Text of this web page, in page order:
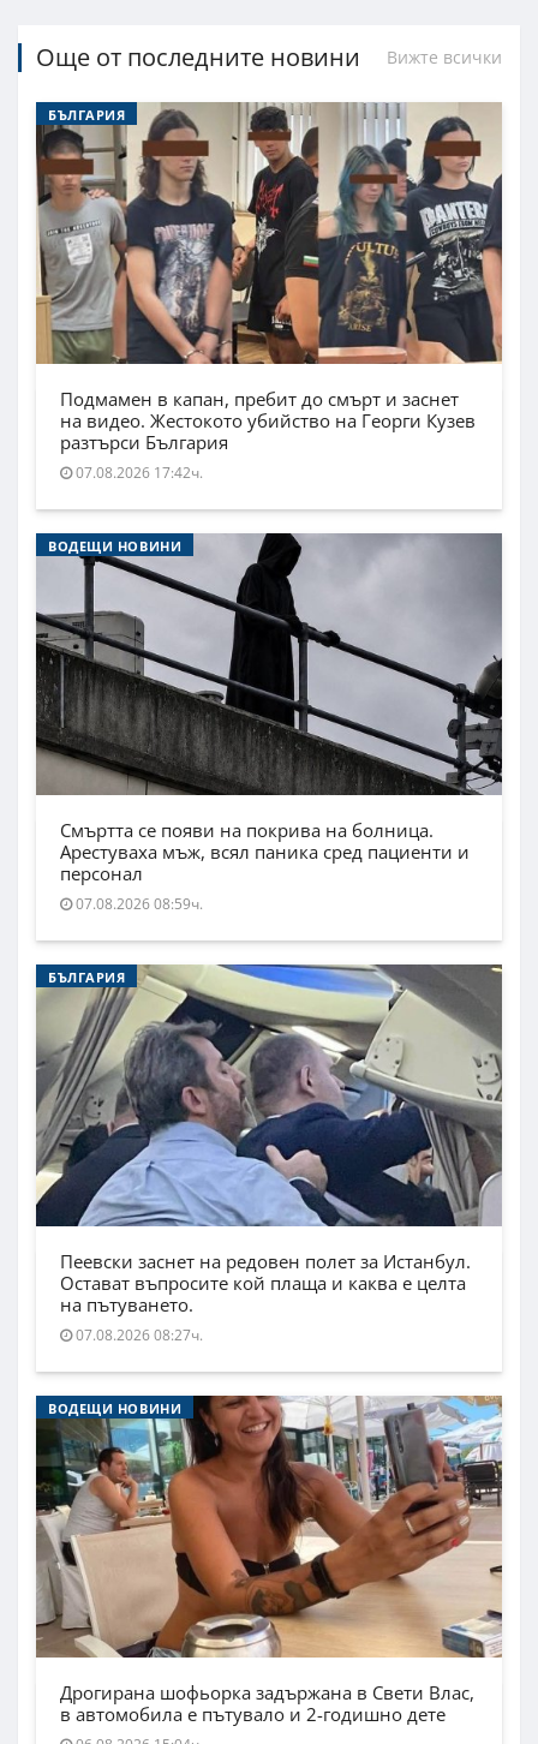
Още от последните новини Вижте всички
БЪЛГАРИЯ
Подмамен в капан, пребит до смърт и заснет
на видео. Жестокото убийство на Георги Кузев
разтърси България
07.08.2026 17:42ч.
ВОДЕЩИ НОВИНИ
Смъртта се появи на покрива на болница.
Арестуваха мъж, всял паника сред пациенти и
персонал
07.08.2026 08:59ч.
БЪЛГАРИЯ
Пеевски заснет на редовен полет за Истанбул.
Остават въпросите кой плаща и каква е целта
на пътуването.
07.08.2026 08:27ч.
ВОДЕЩИ НОВИНИ
Дрогирана шофьорка задържана в Свети Влас,
в автомобила е пътувало и 2-годишно дете